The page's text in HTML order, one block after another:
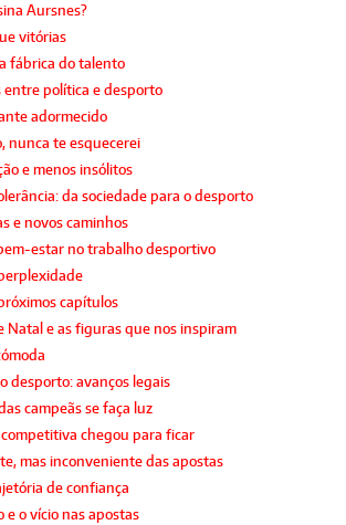
Aursnes?
vitórias
fábrica do talento
entre política e desporto
adormecido
nunca te esquecerei
e menos insólitos
da sociedade para o desporto
e novos caminhos
estar no trabalho desportivo
capítulos
Natal e as figuras que nos inspiram
desporto: avanços legais
campeãs se faça luz
chegou para ficar
mas inconveniente das apostas
de confiança
e o vício nas apostas